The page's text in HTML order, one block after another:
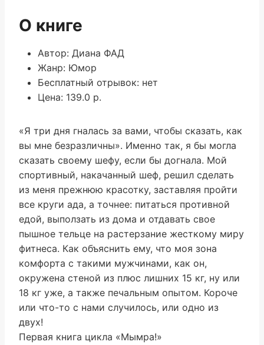
О книге
Автор: Диана ФАД
Жанр: Юмор
Бесплатный отрывок: нет
Цена: 139.0 р.
«Я три дня гналась за вами, чтобы сказать, как
вы мне безразличны». Именно так, я бы могла
сказать своему шефу, если бы догнала. Мой
спортивный, накачанный шеф, решил сделать
из меня прежнюю красотку, заставляя пройти
все круги ада, а точнее: питаться противной
едой, выползать из дома и отдавать свое
пышное тельце на растерзание жесткому миру
фитнеса. Как объяснить ему, что моя зона
комфорта с такими мужчинами, как он,
окружена стеной из плюс лишних 15 кг, ну или
18 кг уже, а также печальным опытом. Короче
или что-то с нами случилось, или одно из
двух!
Первая книга цикла «Мымра!»